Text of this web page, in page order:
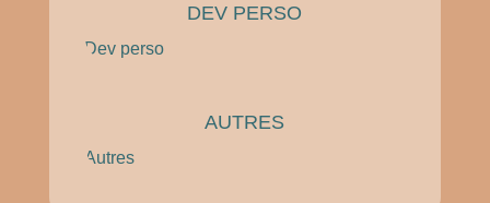
DEV PERSO
Dev perso
AUTRES
Autres